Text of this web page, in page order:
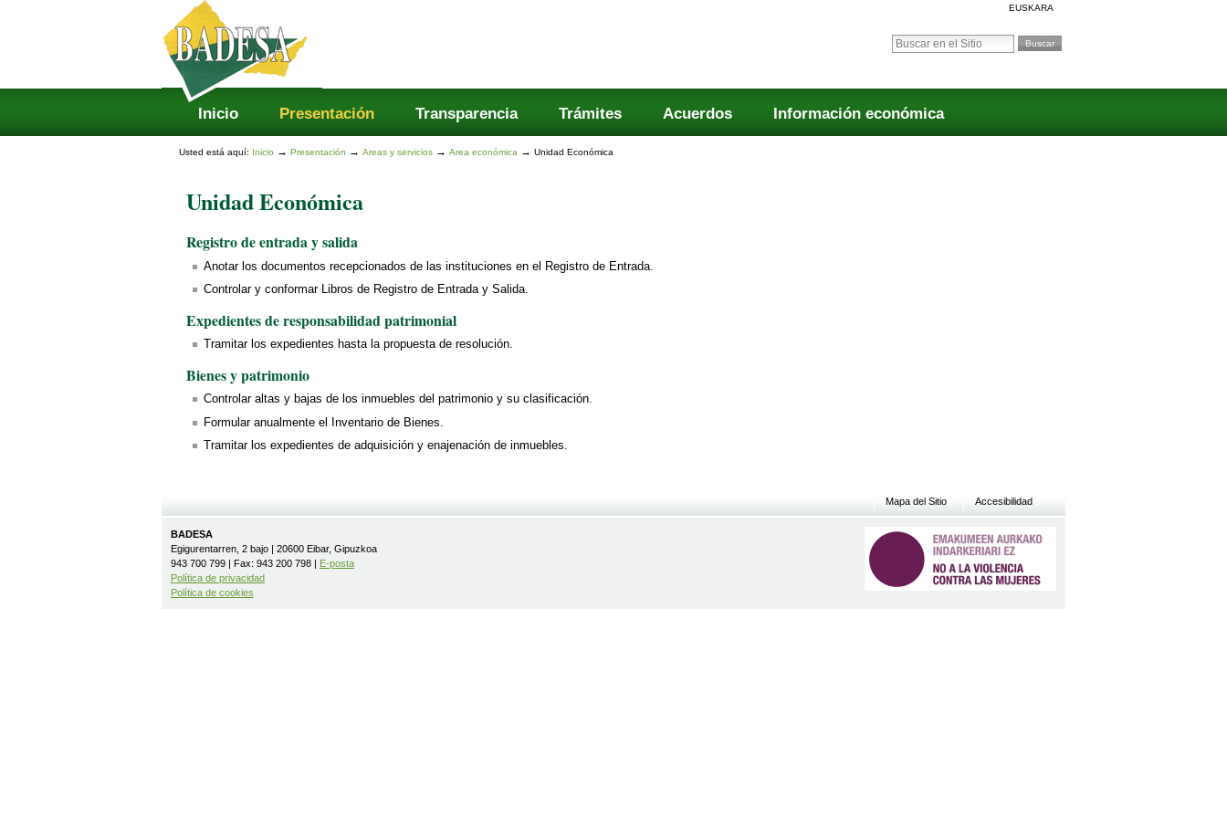
EUSKARA
Cambiar
contenido.
Saltar
navegación
Buscar
Secciones
Inicio Presentación Transparencia Trámites Acuerdos Información económica
Usted está aquí: Inicio →Presentación →Areas y servicios →Area económica →Unidad Económica
Unidad Económica
Registro de entrada y salida
Anotar los documentos recepcionados de las instituciones en el Registro de Entrada.
Controlar y conformar Libros de Registro de Entrada y Salida.
Expedientes de responsabilidad patrimonial
Tramitar los expedientes hasta la propuesta de resolución.
Bienes y patrimonio
Controlar altas y bajas de los inmuebles del patrimonio y su clasificación.
Formular anualmente el Inventario de Bienes.
Tramitar los expedientes de adquisición y enajenación de inmuebles.
Mapa del Sitio Accesibilidad
BADESA
Egigurentarren, 2 bajo | 20600 Eibar, Gipuzkoa
943 700 799 | Fax: 943 200 798 | E-posta
Política de privacidad
Política de cookies